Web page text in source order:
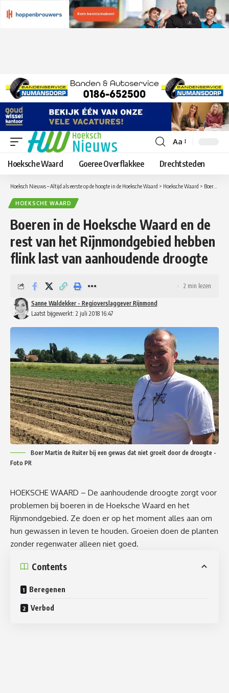
Lettergrootte
aanpassen
Aa
Hoeksche Waard Goeree Overflakkee Drechtsteden
Hoeksch Nieuws – Altijd als eerste op de hoogte in de Hoeksche Waard > Hoeksche Waard > Boeren in de Hoeksche Waard en de rest van het Rijnmondgebied hebben flink last van aanhoudende droogte
HOEKSCHE WAARD
Boeren in de Hoeksche Waard en de
rest van het Rijnmondgebied hebben
flink last van aanhoudende droogte
Laatst bijgewerkt: 2 juli 2018 16:47
Sanne Waldekker - Regioverslaggever Rijnmond
2 min lezen
Boer Martin de Ruiter bij een gewas dat niet groeit door de droogte -
Foto PR
HOEKSCHE WAARD – De aanhoudende droogte zorgt voor
problemen bij boeren in de Hoeksche Waard en het
Rijnmondgebied. Ze doen er op het moment alles aan om
hun gewassen in leven te houden. Groeien doen de planten
zonder regenwater alleen niet goed.
Contents
Beregenen
Verbod